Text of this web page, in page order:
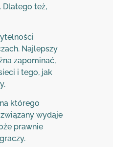
Dlatego też,
Najlepszy
zapominać,
i tego, jak
którego
wydaje
prawnie